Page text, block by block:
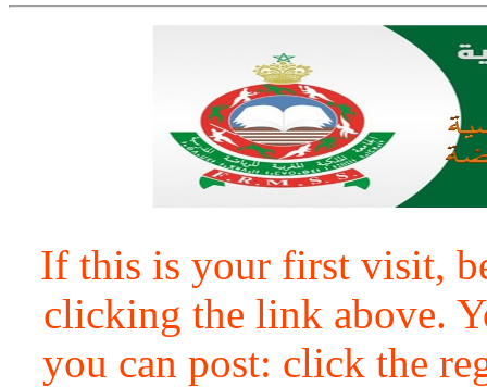
If this is your first visit,
clicking the link above.
you can post: click the